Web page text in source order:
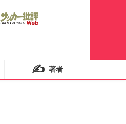
✍️ 著者